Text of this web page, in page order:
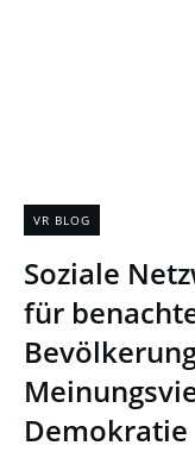
VR BLOG
Soziale
für
Demokratie